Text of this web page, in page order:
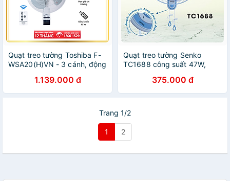
Quạt treo tường Toshiba F-
WSA20(H)VN - 3 cánh, động
Điều khiển từ xa - Hẹn giờ
tắt - Hàng chính hãng, bảo
1.139.000 đ
Quạt treo tường Senko
TC1688 công suất 47W,
ngẫu nhiên - Hàng chính
hãng
375.000 đ
Trang 1/2
1 2